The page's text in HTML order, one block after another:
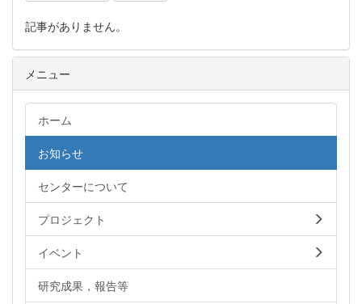
記事がありません。
メニュー
ホーム
お知らせ
センターについて
プロジェクト
イベント
研究成果，報告等